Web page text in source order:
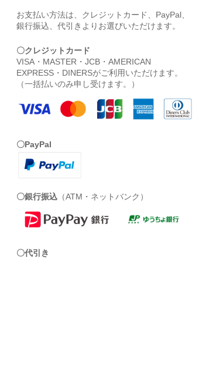
お支払い方法は、クレジットカード、PayPal、
銀行振込、代引きよりお選びいただけます。
〇クレジットカード
VISA・MASTER・JCB・AMERICAN
EXPRESS・DINERSがご利用いただけます。
（一括払いのみ申し受けます。）
〇PayPal
〇銀行振込 （ATM・ネットバンク）
〇代引き